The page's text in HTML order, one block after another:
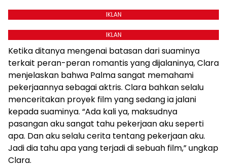
IKLAN
IKLAN
Ketika ditanya mengenai batasan dari suaminya
terkait peran-peran romantis yang dijalaninya, Clara
menjelaskan bahwa Palma sangat memahami
pekerjaannya sebagai aktris. Clara bahkan selalu
menceritakan proyek film yang sedang ia jalani
kepada suaminya. “Ada kali ya, maksudnya
pasangan aku sangat tahu pekerjaan aku seperti
apa. Dan aku selalu cerita tentang pekerjaan aku.
Jadi dia tahu apa yang terjadi di sebuah film,” ungkap
Clara.